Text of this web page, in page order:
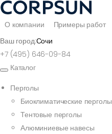
О компании Примеры работ
Ваш город:Сочи
+7 (495) 646-09-84
Каталог
Перголы
Биоклиматические перголы
Тентовые перголы
Алюминиевые навесы